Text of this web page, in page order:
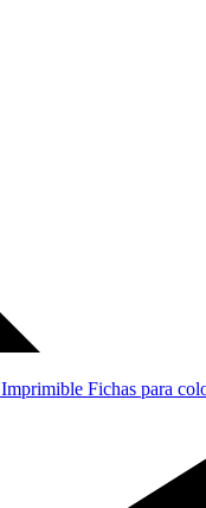
Imprimible Fichas para